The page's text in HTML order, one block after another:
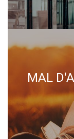
MAL